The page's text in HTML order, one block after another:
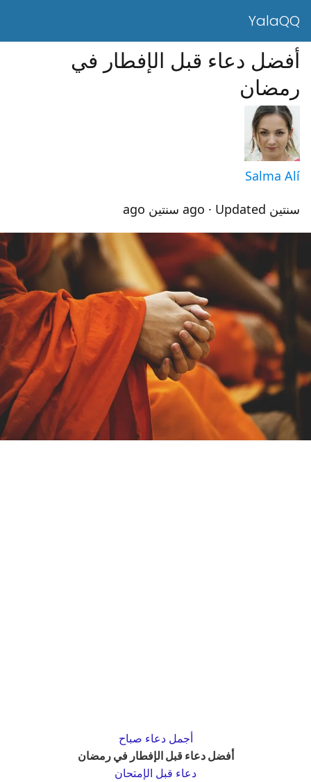
YalaQQ
أفضل دعاء قبل الإفطار في
رمضان
Salma Alí
سنتين ago · Updated سنتين ago
أجمل دعاء صباح
أفضل دعاء قبل الإفطار في رمضان
دعاء قبل الإمتحان